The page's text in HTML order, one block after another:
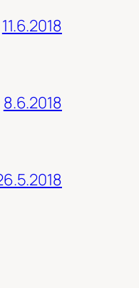
11.6.2018
8.6.2018